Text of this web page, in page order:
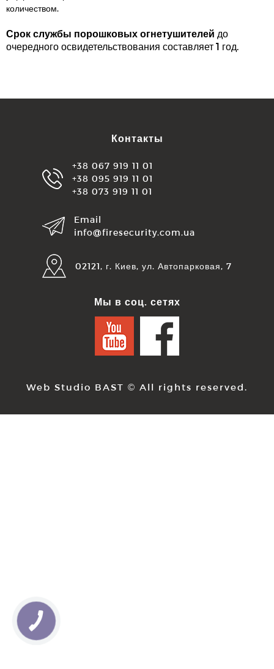
количеством.
Срок службы порошковых огнетушителей до
очередного освидетельствования составляет 1 год.
Контакты
+38 067 919 11 01
+38 095 919 11 01
+38 073 919 11 01
Email
info@firesecurity.com.ua
02121, г. Киев, ул. Автопарковая, 7
Мы в соц. сетях
Web Studio BAST © All rights reserved.